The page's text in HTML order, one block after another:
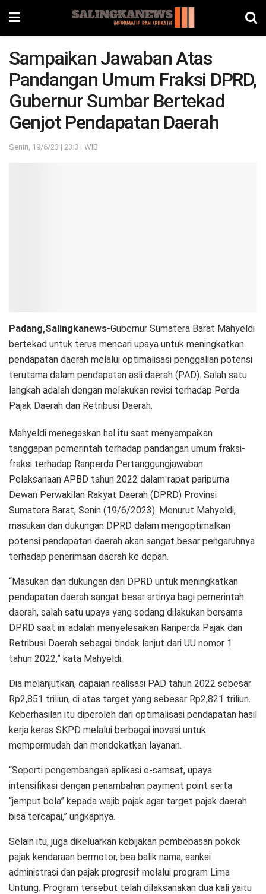
Sampaikan Jawaban Atas
Pandangan Umum Fraksi DPRD,
Gubernur Sumbar Bertekad
Genjot Pendapatan Daerah
Senin, 19/6/23 | 23:31 WIB
Padang,Salingkanews-Gubernur Sumatera Barat Mahyeldi
bertekad untuk terus mencari upaya untuk meningkatkan
pendapatan daerah melalui optimalisasi penggalian potensi
terutama dalam pendapatan asli daerah (PAD). Salah satu
langkah adalah dengan melakukan revisi terhadap Perda
Pajak Daerah dan Retribusi Daerah.
Mahyeldi menegaskan hal itu saat menyampaikan
tanggapan pemerintah terhadap pandangan umum fraksi-
fraksi terhadap Ranperda Pertanggungjawaban
Pelaksanaan APBD tahun 2022 dalam rapat paripurna
Dewan Perwakilan Rakyat Daerah (DPRD) Provinsi
Sumatera Barat, Senin (19/6/2023). Menurut Mahyeldi,
masukan dan dukungan DPRD dalam mengoptimalkan
potensi pendapatan daerah akan sangat besar pengaruhnya
terhadap penerimaan daerah ke depan.
“Masukan dan dukungan dari DPRD untuk meningkatkan
pendapatan daerah sangat besar artinya bagi pemerintah
daerah, salah satu upaya yang sedang dilakukan bersama
DPRD saat ini adalah menyelesaikan Ranperda Pajak dan
Retribusi Daerah sebagai tindak lanjut dari UU nomor 1
tahun 2022,” kata Mahyeldi.
Dia melanjutkan, capaian realisasi PAD tahun 2022 sebesar
Rp2,851 triliun, di atas target yang sebesar Rp2,821 triliun.
Keberhasilan itu diperoleh dari optimalisasi pendapatan hasil
kerja keras SKPD melalui berbagai inovasi untuk
mempermudah dan mendekatkan layanan.
“Seperti pengembangan aplikasi e-samsat, upaya
intensifikasi dengan penambahan payment point serta
“jemput bola” kepada wajib pajak agar target pajak daerah
bisa tercapai,” ungkapnya.
Selain itu, juga dikeluarkan kebijakan pembebasan pokok
pajak kendaraan bermotor, bea balik nama, sanksi
administrasi dan pajak progresif melalui program Lima
Untung. Program tersebut telah dilaksanakan dua kali yaitu